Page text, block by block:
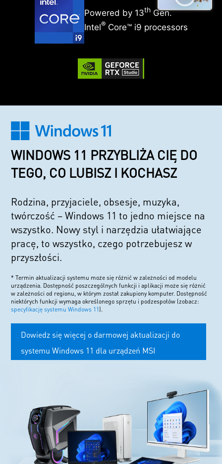
Powered by 13thGen.
Intel®Core™ i9 processors
WINDOWS 11 PRZYBLIŻA CIĘ DO
TEGO, CO LUBISZ I KOCHASZ
Rodzina, przyjaciele, obsesje, muzyka,
twórczość – Windows 11 to jedno miejsce na
wszystko. Nowy styl i narzędzia ułatwiające
pracę, to wszystko, czego potrzebujesz w
przyszłości.
* Termin aktualizacji systemu może się różnić w zależności od modelu
urządzenia. Dostępność poszczególnych funkcji i aplikacji może się różnić
w zależności od regionu, w którym został zakupiony komputer. Dostępność
niektórych funkcji wymaga określonego sprzętu i podzespołów (zobacz:
specyfikację systemu Windows 11 ).
Dowiedz się więcej o darmowej aktualizacji do
systemu Windows 11 dla urządzeń MSI